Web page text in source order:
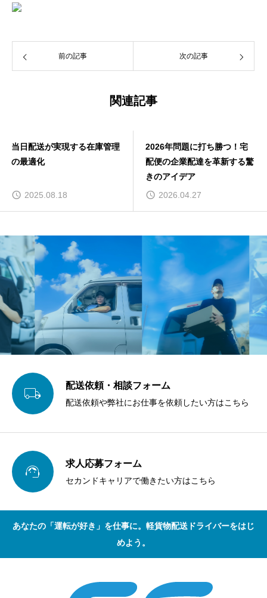
前の記事 次の記事
関連記事
当日配送が実現する在庫管理
の最適化
2025.08.18
2026年問題に打ち勝つ！宅
配便の企業配達を革新する驚
きのアイデア
2026.04.27
 配送依頼・相談フォーム
配送依頼や弊社にお仕事を依頼したい方はこちら
 求人応募フォーム
セカンドキャリアで働きたい方はこちら
あなたの「運転が好き」を仕事に。軽貨物配送ドライバーをはじ
めよう。